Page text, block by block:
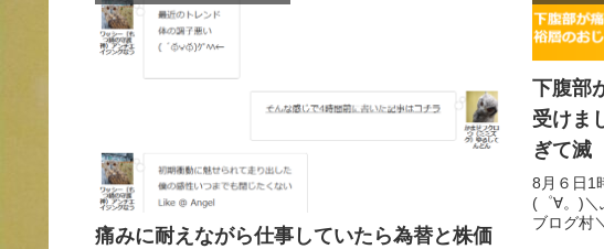
痛みに耐えながら仕事していたら為替と株価
下腹部
受けま
ぎて滅
8月６日1
(゜∀。)＼
ブログ村